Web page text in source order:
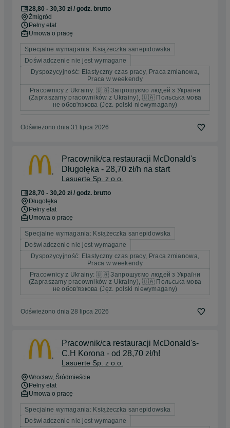
28,80 - 30,30 zł / godz. brutto
Żmigród
Pełny etat
Umowa o pracę
Specjalne wymagania: Książeczka sanepidowska
Doświadczenie nie jest wymagane
Dyspozycyjność: Elastyczny czas pracy, Praca zmianowa,
Praca w weekendy
Pracownicy z Ukrainy: 🇺🇦 Запрошуємо людей з України
(Zapraszamy pracowników z Ukrainy), 🇺🇦 Польська мова
не обов'язкова (Jęz. polski niewymagany)
Odświeżono dnia 31 lipca 2026
Pracownik/ca restauracji McDonald's
Długołęka - 28,70 zł/h na start
Lasuerte Sp. z o.o.
28,70 - 30,20 zł / godz. brutto
Długołęka
Pełny etat
Umowa o pracę
Specjalne wymagania: Książeczka sanepidowska
Doświadczenie nie jest wymagane
Dyspozycyjność: Elastyczny czas pracy, Praca zmianowa,
Praca w weekendy
Pracownicy z Ukrainy: 🇺🇦 Запрошуємо людей з України
(Zapraszamy pracowników z Ukrainy), 🇺🇦 Польська мова
не обов'язкова (Jęz. polski niewymagany)
Odświeżono dnia 28 lipca 2026
Pracownik/ca restauracji McDonald's-
C.H Korona - od 28,70 zł/h!
Lasuerte Sp. z o.o.
Wrocław, Śródmieście
Pełny etat
Umowa o pracę
Specjalne wymagania: Książeczka sanepidowska
Doświadczenie nie jest wymagane